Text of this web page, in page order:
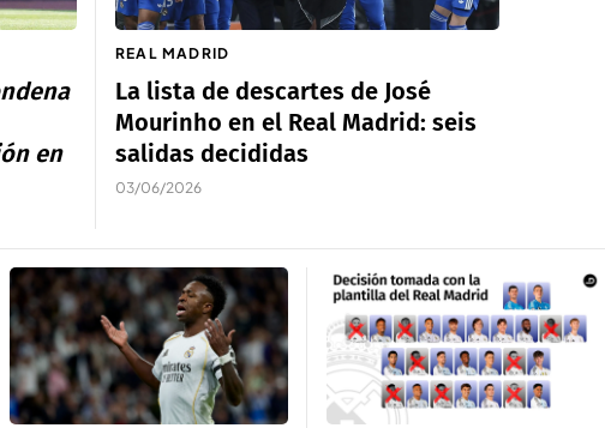
en
REAL MADRID
La lista de descartes de José
Mourinho en el Real Madrid: seis
salidas decididas
03/06/2026